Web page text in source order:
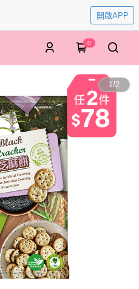
開啟APP
0
1/2